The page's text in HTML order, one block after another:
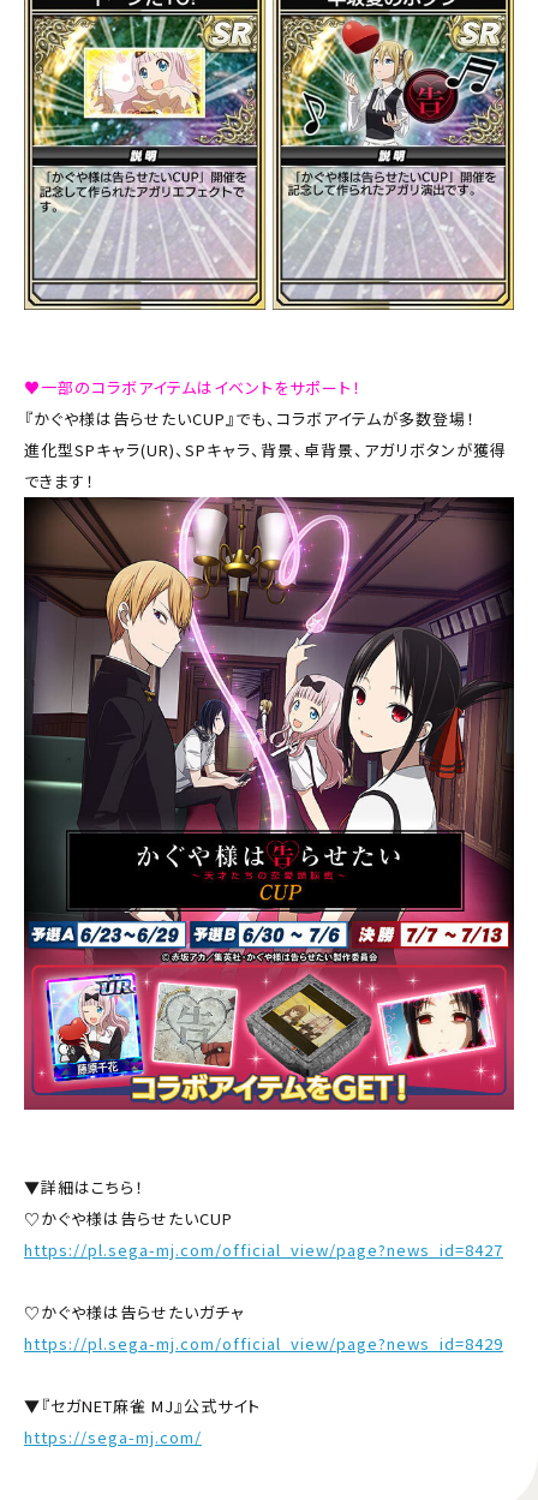
♥一部のコラボアイテムはイベントをサポート！
『かぐや様は告らせたいCUP』でも、コラボアイテムが多数登場！
進化型SPキャラ(UR)、SPキャラ、背景、卓背景、アガリボタンが獲得
できます！
▼詳細はこちら！
♡かぐや様は告らせたいCUP
https://pl.sega-mj.com/official_view/page?news_id=8427
♡かぐや様は告らせたいガチャ
https://pl.sega-mj.com/official_view/page?news_id=8429
▼『セガNET麻雀 MJ』公式サイト
https://sega-mj.com/